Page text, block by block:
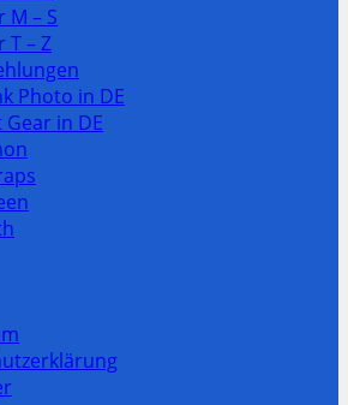
M – S
T – Z
Photo in DE
in DE